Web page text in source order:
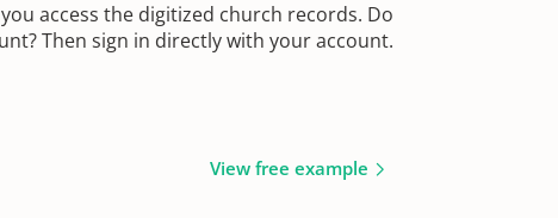
access the digitized church records. Do
Then sign in directly with your account.
View free example